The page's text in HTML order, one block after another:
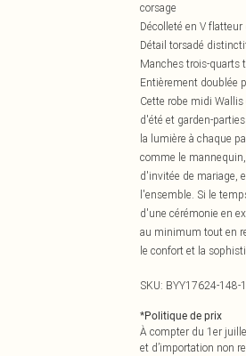
corsage
Décolleté en V
Détail torsadé
Manches trois-quarts
Entièrement doublée
Cette robe midi
d'été et garden-
la lumière à chaque
comme le
d'invitée de mariage,
l'ensemble. Si le
d'une cérémonie en
au minimum tout en
le confort et la
SKU: BYY17624-148-
*Politique de prix
À compter du 1er
et d’importation non